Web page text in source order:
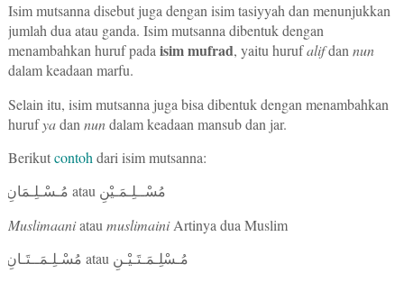
Isim mutsanna disebut juga dengan isim tasiyyah dan menunjukkan
jumlah dua atau ganda. Isim mutsanna dibentuk dengan
menambahkan huruf padaisim mufrad, yaitu hurufalifdannun
dalam keadaan marfu.
Selain itu, isim mutsanna juga bisa dibentuk dengan menambahkan
hurufyadannundalam keadaan mansub dan jar.
Berikutcontohdari isim mutsanna:
مُـسْـلِـمَانِ atau مُسْــلِـمَـيْنِ
MuslimaaniataumuslimainiArtinya dua Muslim
مُسْـلِـمَــتَـانِ atau مُـسْلِـمَـتَـيْـنِ